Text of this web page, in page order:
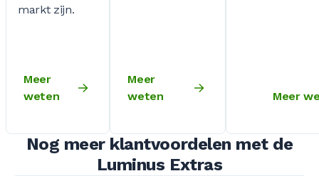
markt zijn.
Meer
weten
Meer
weten
Meer
Nog meer klantvoordelen met de
Luminus Extras